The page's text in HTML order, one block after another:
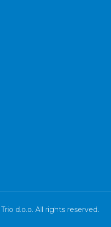
d.o.o. All rights reserved.